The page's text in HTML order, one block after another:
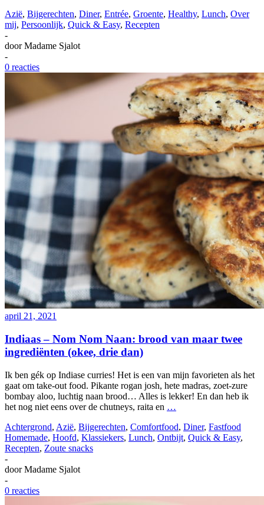
Azië, Bijgerechten, Diner, Entrée, Groente, Healthy, Lunch, Over
mij, Persoonlijk, Quick & Easy, Recepten
-
doorMadame Sjalot
-
0 reacties
april 21, 2021
Indiaas – Nom Nom Naan: brood van maar twee
ingrediënten (okee, drie dan)
Ik ben gék op Indiase curries! Het is een van mijn favorieten als het
gaat om take-out food. Pikante rogan josh, hete madras, zoet-zure
bombay aloo, luchtig naan brood… Alles is lekker! En dan heb ik
het nog niet eens over de chutneys, raita en …
Achtergrond, Azië, Bijgerechten, Comfortfood, Diner, Fastfood
Homemade, Hoofd, Klassiekers, Lunch, Ontbijt, Quick & Easy,
Recepten, Zoute snacks
-
doorMadame Sjalot
-
0 reacties